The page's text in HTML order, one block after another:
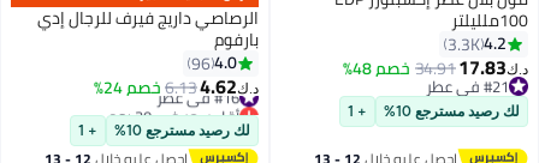
100ملليلتر
4.2
3.3K
د.ك‏17.83
34.91خصم 48%
#21 في عطر
#21 في عطر
لك رصيد مسترجع 10% + 1
الرصاصي داريج فيرف للرجال إدي
بارفوم
4.0
96
د.ك‏4.62
6.13خصم 24% #16 في عطر
أقل سعر في 30 يوم
#16 في عطر
لك رصيد مسترجع 10% + 1